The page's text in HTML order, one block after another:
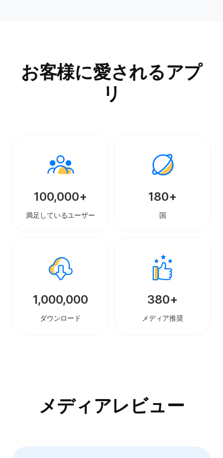
お客様に愛されるアプ
リ
100,000+
満足しているユーザー
180+
国
1,000,000
ダウンロード
380+
メディア推奨
メディアレビュー